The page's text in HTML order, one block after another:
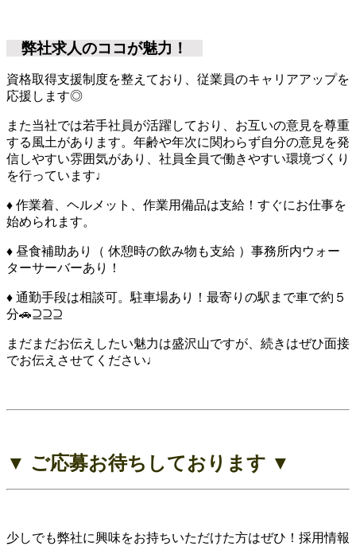
弊社求人のココが魅力！
資格取得支援制度を整えており、従業員のキャリアアップを
応援します◎
また当社では若手社員が活躍しており、お互いの意見を尊重
する風土があります。年齢や年次に関わらず自分の意見を発
信しやすい雰囲気があり、社員全員で働きやすい環境づくり
を行っています♩
♦ 作業着、ヘルメット、作業用備品は支給！すぐにお仕事を
始められます。
♦ 昼食補助あり（ 休憩時の飲み物も支給 ）事務所内ウォー
ターサーバーあり！
♦ 通勤手段は相談可。駐車場あり！最寄りの駅まで車で約５
分🚗⊇⊇⊇
まだまだお伝えしたい魅力は盛沢山ですが、続きはぜひ面接
でお伝えさせてください♩
▼ ご応募お待ちしております ▼
少しでも弊社に興味をお持ちいただけた方はぜひ！採用情報